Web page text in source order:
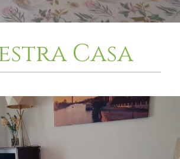
Casa